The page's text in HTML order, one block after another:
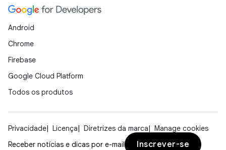
Android
Chrome
Firebase
Google Cloud Platform
Todos os produtos
Privacidade Licença Diretrizes da marca
Manage cookies
Receber notícias e dicas por e-mail
Inscrever-se